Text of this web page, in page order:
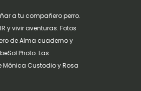
a tu compañero perro.
y vivir aventuras. Fotos
de Alma cuaderno y
Photo. Las
Custodio y Rosa